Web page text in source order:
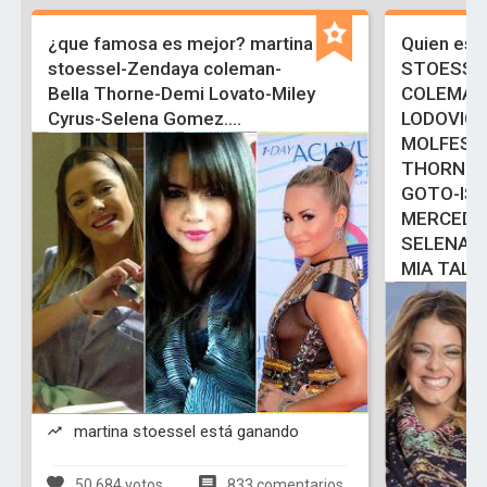
¿que famosa es mejor? martina
stoessel-Zendaya coleman-
Bella Thorne-Demi Lovato-Miley
Cyrus-Selena Gomez....
martina stoessel está ganando
Quien es
THORNE-
GOTO-
SELENA
MIA